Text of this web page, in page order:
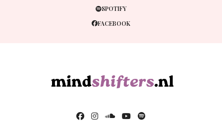
SPOTIFY
FACEBOOK